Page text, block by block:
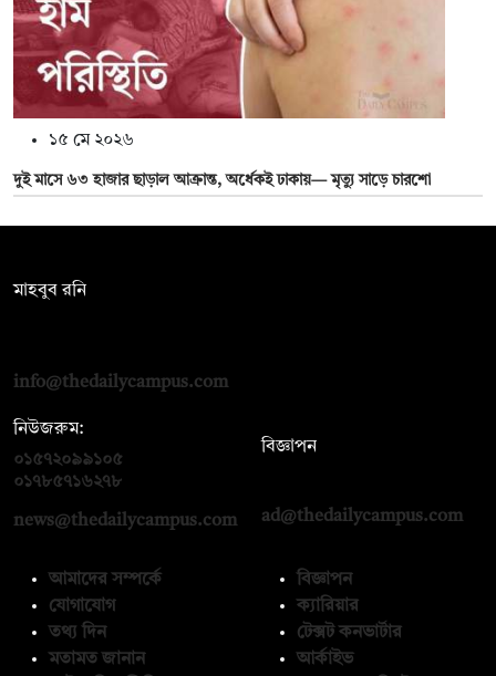
১৫ মে ২০২৬
দুই মাসে ৬৩ হাজার ছাড়াল আক্রান্ত, অর্ধেকই ঢাকায়— মৃত্যু সাড়ে চারশো
মাহবুব রনি
info@thedailycampus.com
নিউজরুম:
০১৫৭২০৯৯১০৫
০১৭৮৫৭১৬২৭৮
news@thedailycampus.com
বিজ্ঞাপন
ad@thedailycampus.com
আমাদের সম্পর্কে
যোগাযোগ
তথ্য দিন
মতামত জানান
বিজ্ঞাপন
ক্যারিয়ার
টেক্সট কনভার্টার
আর্কাইভ